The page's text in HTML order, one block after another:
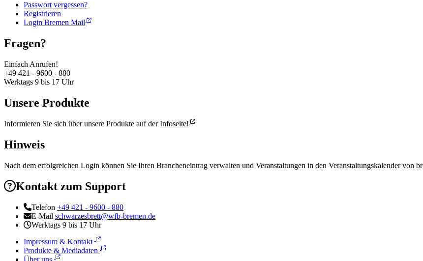
Passwort vergessen?
Registrieren
Login Bremen Mail
Fragen?
Einfach Anrufen!
+49 421 - 9600 - 880
Werktags 9 bis 17 Uhr
Unsere Produkte
Informieren Sie sich über unsere Produkte auf derInfoseite!
Hinweis
Nach dem erfolgreichen Login können Sie Ihren Brancheneintrag verwalten und Veranstaltungen in den Veranstaltungskalender von
Kontakt zum Support
Telefon +49 421 - 9600 - 880
E-Mail schwarzesbrett@wfb-bremen.de
Werktags 9 bis 17 Uhr
Impressum & Kontakt
Produkte & Mediadaten
Über uns